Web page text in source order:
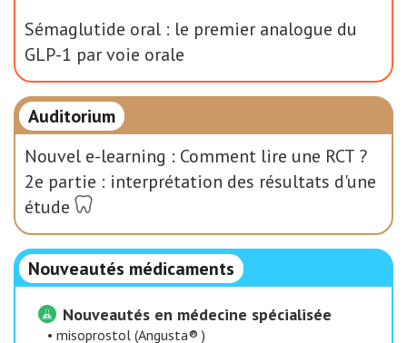
Sémaglutide oral : le premier analogue du
GLP-1 par voie orale
Auditorium
Nouvel e-learning : Comment lire une RCT ?
2e partie : interprétation des résultats d'une
étude
Nouveautés médicaments
Nouveautés en médecine spécialisée
• misoprostol (Angusta® )